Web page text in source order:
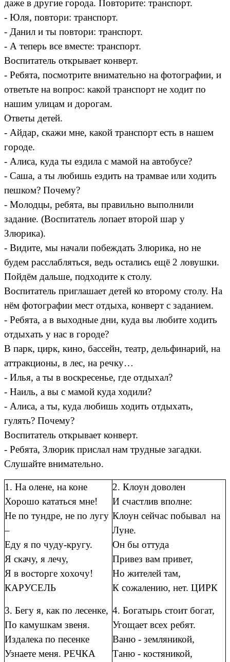
даже в другие города. Повторите: транспорт.
- Юля, повтори: транспорт.
- Данил и ты повтори: транспорт.
- А теперь все вместе: транспорт.
Воспитатель открывает конверт.
- Ребята, посмотрите внимательно на фотографии, и
ответьте на вопрос: какой транспорт не ходит по
нашим улицам и дорогам.
Ответы детей.
- Айдар, скажи мне, какой транспорт есть в нашем
городе.
- Алиса, куда ты ездила с мамой на автобусе?
- Саша, а ты любишь ездить на трамвае или ходить
пешком? Почему?
- Молодцы, ребята, вы правильно выполнили
задание. (Воспитатель лопает второй шар у
Злюрика).
- Видите, мы начали побеждать Злюрика, но не
будем расслабляться, ведь остались ещё 2 ловушки.
Пойдём дальше, подходите к столу.
Воспитатель приглашает детей ко второму столу. На
нём фотографии мест отдыха, конверт с заданием.
- Ребята, а в выходные дни, куда вы любите ходить
отдыхать у нас в городе?
В парк, цирк, кино, бассейн, театр, дельфинарий, на
аттракционы, в лес, на речку…
- Илья, а ты в воскресенье, где отдыхал?
- Наиль, а вы с мамой куда ходили?
- Алиса, а ты, куда любишь ходить отдыхать,
гулять? Почему?
Воспитатель открывает конверт.
- Ребята, Злюрик прислал нам трудные загадки.
Слушайте внимательно.
1. На олене, на коне
Хорошо кататься мне!
Не по тундре, не по лугу
–
Еду я по чуду-кругу.
Я скачу, я лечу,
Я в восторге хохочу!
КАРУСЕЛЬ
3. Бегу я, как по лесенке,
По камушкам звеня.
Издалека по песенке
Узнаете меня. РЕЧКА
2. Клоун доволен
И счастлив вполне:
Клоун сейчас побывал на
Луне.
Он бы оттуда
Привез вам привет,
Но жителей там,
К сожалению, нет. ЦИРК
4. Богатырь стоит богат,
Угощает всех ребят.
Ваню - земляникой,
Таню - костяникой,